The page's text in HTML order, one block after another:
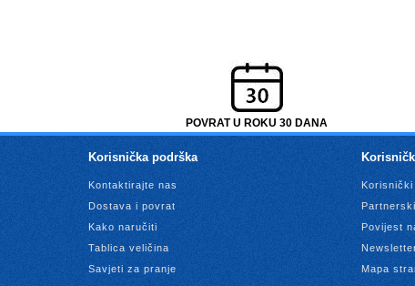
POVRAT U ROKU 30 DANA
Korisnička podrška
Kontaktirajte nas
Dostava i povrat
Kako naručiti
Tablica veličina
Savjeti za pranje
Korisnički
Povijest
Mapa